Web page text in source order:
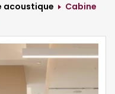
acoustique
Cabine